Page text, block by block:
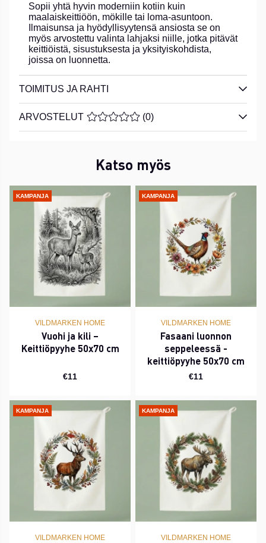
Sopii yhtä hyvin moderniin kotiin kuin
maalaiskeittiöön, mökille tai loma-asuntoon.
Ilmaisunsa ja hyödyllisyytensä ansiosta se on
myös arvostettu valinta lahjaksi niille, jotka pitävät
keittiöistä, sisustuksesta ja yksityiskohdista,
joissa on luonnetta.
TOIMITUS JA RAHTI
ARVOSTELUT KESKIARVOLUOKITUS 0 / 5
(0)
Katso myös
KAMPANJA
VILDMARKEN HOME
Vuohi ja kili –
Keittiöpyyhe 50x70 cm
€11
KAMPANJA
VILDMARKEN HOME
Fasaani luonnon
seppeleessä -
keittiöpyyhe 50x70 cm
€11
KAMPANJA
VILDMARKEN HOME
KAMPANJA
VILDMARKEN HOME